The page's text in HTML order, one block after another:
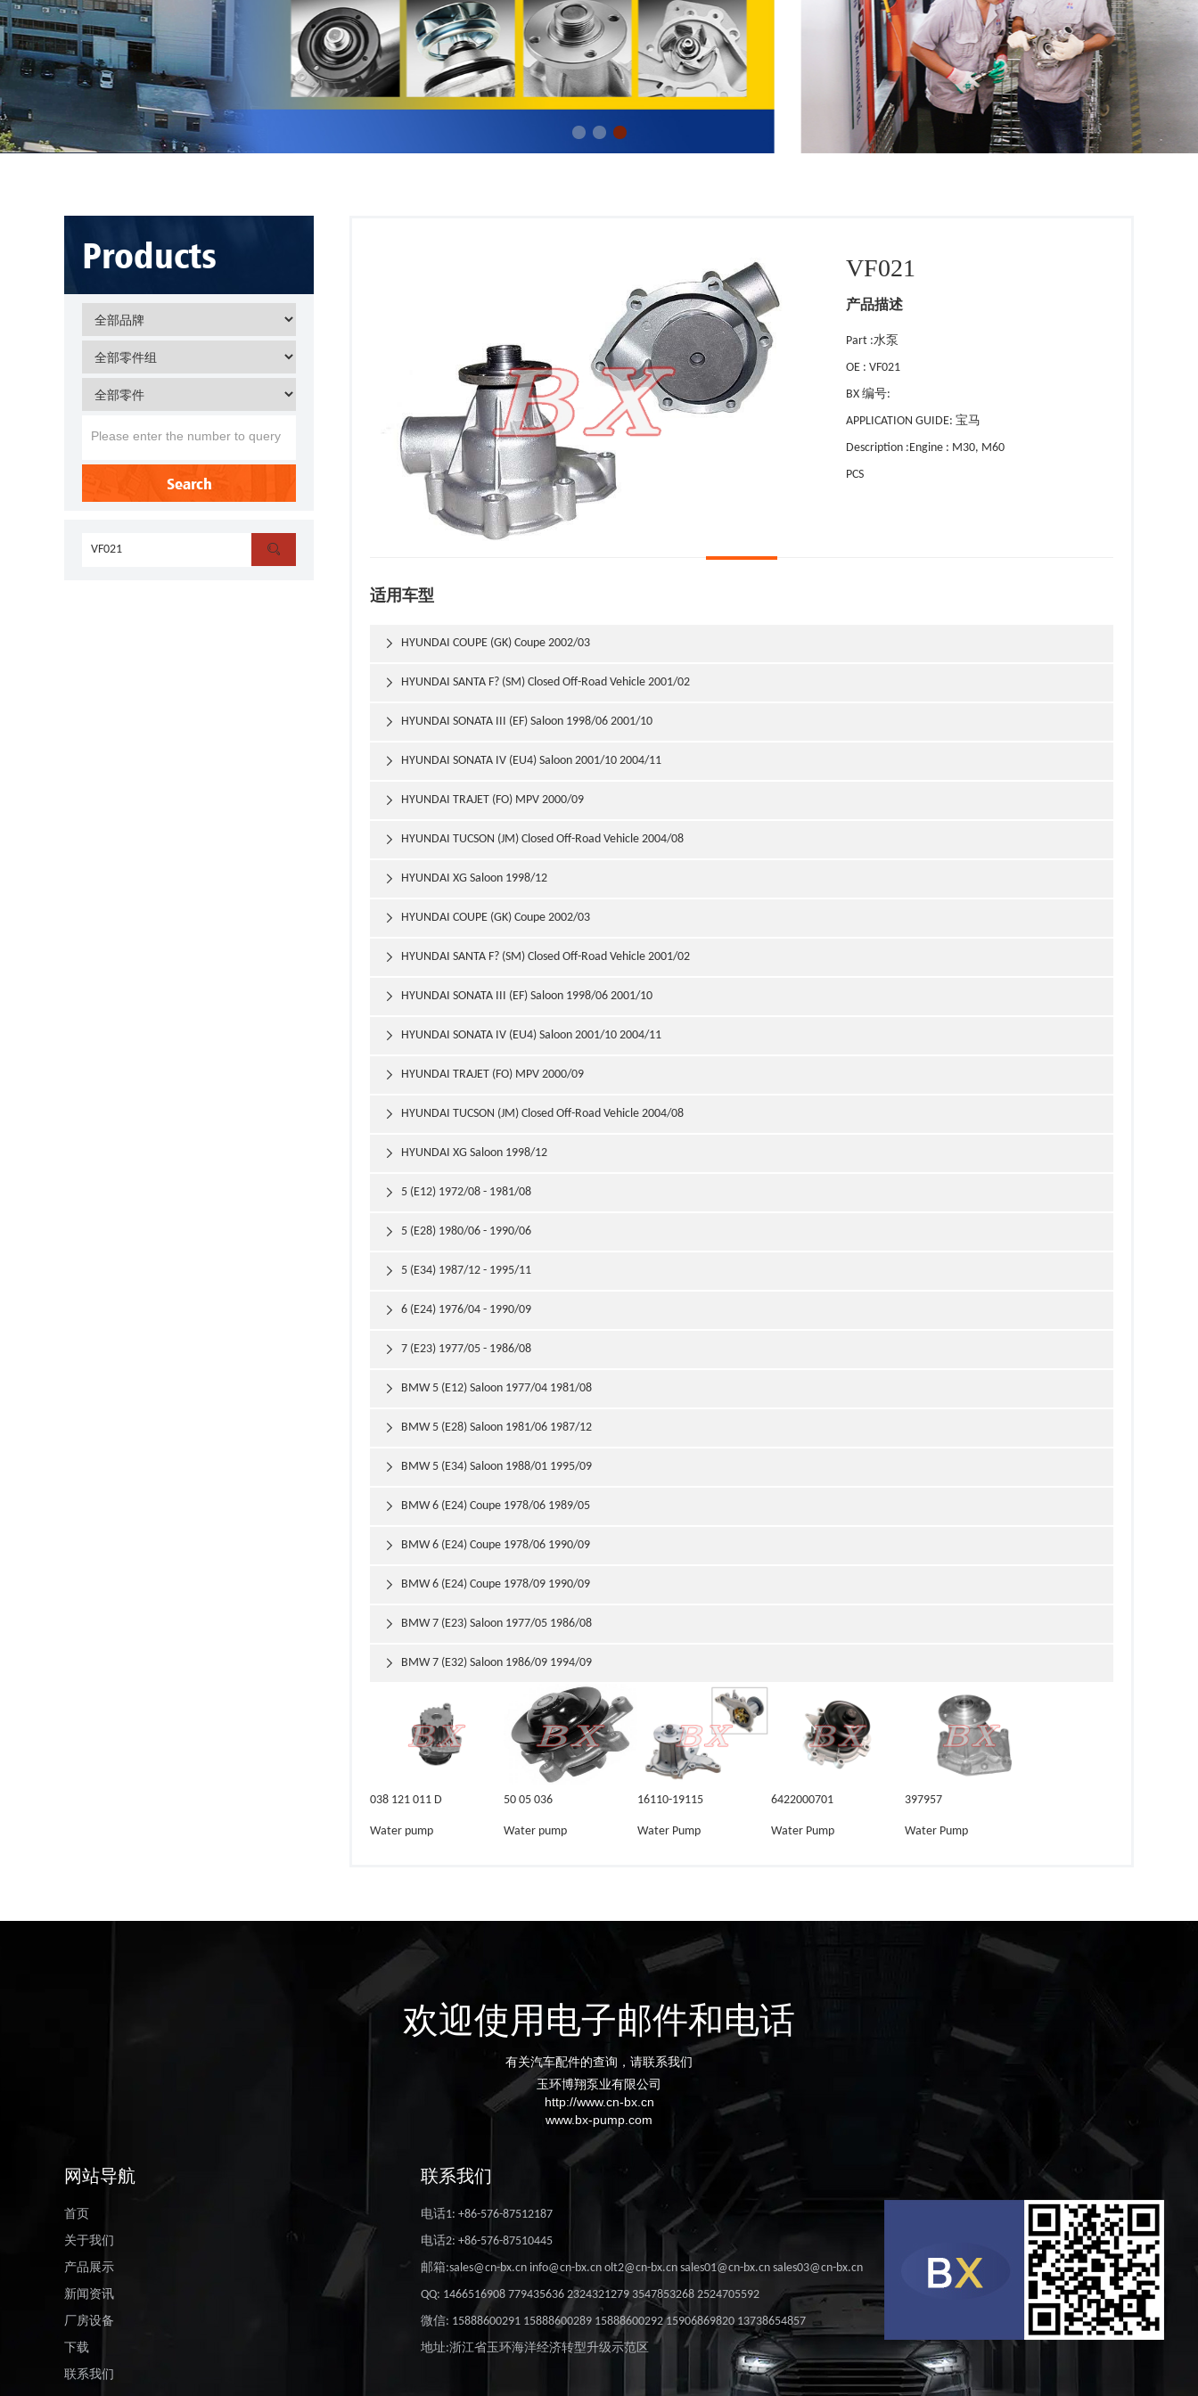
Products
Search

VF021
产品描述
Part :水泵
OE : VF021
BX 编号:
APPLICATION GUIDE: 宝马
Description :Engine : M30, M60
PCS
适用车型
HYUNDAI COUPE (GK) Coupe 2002/03

HYUNDAI SANTA F? (SM) Closed Off-Road Vehicle 2001/02

HYUNDAI SONATA III (EF) Saloon 1998/06 2001/10

HYUNDAI SONATA IV (EU4) Saloon 2001/10 2004/11

HYUNDAI TRAJET (FO) MPV 2000/09

HYUNDAI TUCSON (JM) Closed Off-Road Vehicle 2004/08

HYUNDAI XG Saloon 1998/12

HYUNDAI COUPE (GK) Coupe 2002/03

HYUNDAI SANTA F? (SM) Closed Off-Road Vehicle 2001/02

HYUNDAI SONATA III (EF) Saloon 1998/06 2001/10

HYUNDAI SONATA IV (EU4) Saloon 2001/10 2004/11

HYUNDAI TRAJET (FO) MPV 2000/09

HYUNDAI TUCSON (JM) Closed Off-Road Vehicle 2004/08

HYUNDAI XG Saloon 1998/12

5 (E12) 1972/08 - 1981/08

5 (E28) 1980/06 - 1990/06

5 (E34) 1987/12 - 1995/11

6 (E24) 1976/04 - 1990/09

7 (E23) 1977/05 - 1986/08

BMW 5 (E12) Saloon 1977/04 1981/08

BMW 5 (E28) Saloon 1981/06 1987/12

BMW 5 (E34) Saloon 1988/01 1995/09

BMW 6 (E24) Coupe 1978/06 1989/05

BMW 6 (E24) Coupe 1978/06 1990/09

BMW 6 (E24) Coupe 1978/09 1990/09

BMW 7 (E23) Saloon 1977/05 1986/08

BMW 7 (E32) Saloon 1986/09 1994/09

038 121 011 D
Water pump
50 05 036
Water pump
16110-19115
Water Pump
6422000701
Water Pump
397957
Water Pump
欢迎使用电子邮件和电话
有关汽车配件的查询，请联系我们
玉环博翔泵业有限公司
http://www.cn-bx.cn
www.bx-pump.com
网站导航
首页
关于我们
产品展示
新闻资讯
厂房设备
下载
联系我们
联系我们
电话1: +86-576-87512187
电话2: +86-576-87510445
邮箱:sales@cn-bx.cn info@cn-bx.cn olt2@cn-bx.cn sales01@cn-bx.cn sales03@cn-bx.cn
QQ: 1466516908 779435636 2324321279 3547853268 2524705592
微信: 15888600291 15888600289 15888600292 15906869820 13738654857
地址:浙江省玉环海洋经济转型升级示范区